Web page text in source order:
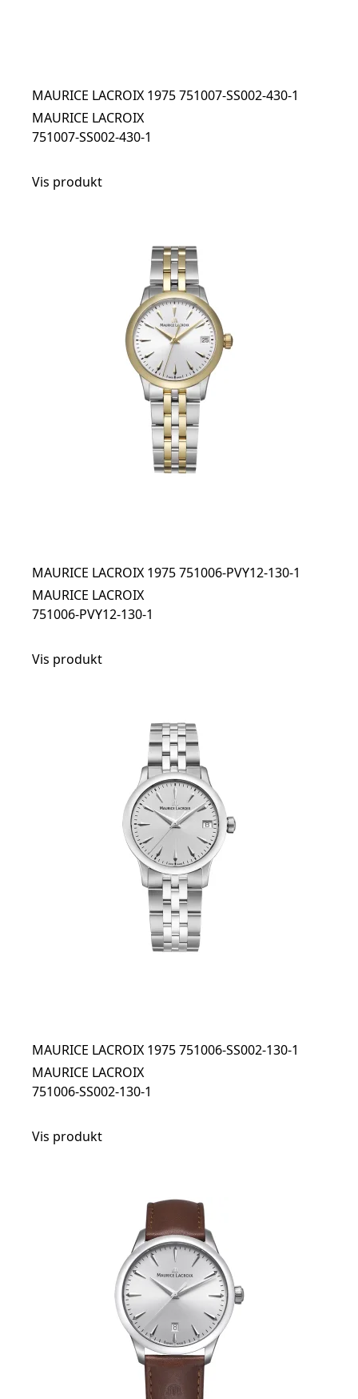
MAURICE LACROIX 1975 751007-SS002-430-1
MAURICE LACROIX
751007-SS002-430-1
Vis produkt
MAURICE LACROIX 1975 751006-PVY12-130-1
MAURICE LACROIX
751006-PVY12-130-1
Vis produkt
MAURICE LACROIX 1975 751006-SS002-130-1
MAURICE LACROIX
751006-SS002-130-1
Vis produkt